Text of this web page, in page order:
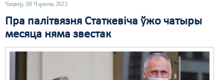
Чацвер, 08 Чэрвень 2023
Пра палітвязня Статкевіча ўжо чатыры
месяца няма звестак